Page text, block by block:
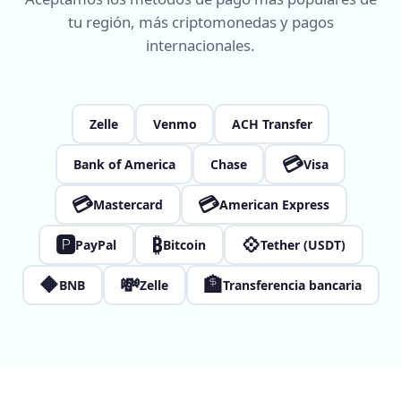
tu región, más criptomonedas y pagos
internacionales.
Zelle Venmo ACH Transfer
Bank of America Chase 💳Visa
💳Mastercard 💳American Express
🅿PayPal ₿Bitcoin 💠Tether (USDT)
🔶BNB 💸Zelle 🏦Transferencia bancaria